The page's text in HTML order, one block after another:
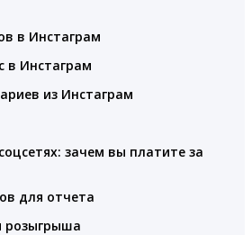
в Инстаграм
в Инстаграм
из Инстаграм
зачем вы платите за
для отчета
розыгрыша